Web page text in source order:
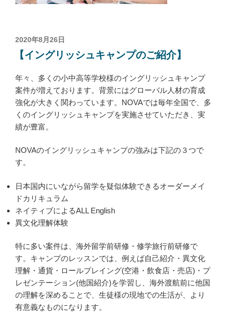
投
稿
日:
2020年8月26日
【イングリッシュキャンプのご紹介】
年々、多くの小中高等学校様のイングリッシュキャンプ
案件が増えております。背景にはグローバル人材の育成
強化が大きく関わっています。NOVAでは毎年全国で、多
くのイングリッシュキャンプを実施させていただき、実
績が豊富。
NOVAのイングリッシュキャンプの強みは下記の３つで
す。
日本国内にいながら留学を疑似体験できるオーダーメイ
ドカリキュラム
ネイティブによるALL English
異文化理解体験
特に多い案件は、海外留学前研修・修学旅行前研修で
す。キャンプのレッスンでは、例えば自己紹介・異文化
理解・通貨・ロールプレイング(空港・飲食店・売店)・プ
レゼンテーション(他国紹介)を学習し、海外渡航前に他国
の理解を深めることで、生徒様の現地での生活が、より
有意義なものになります。